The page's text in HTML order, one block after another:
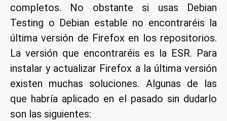
a
la
con
un
completos. No obstante si usas Debian
Testing o Debian estable no encontraréis la
última versión de Firefox en los repositorios.
La versión que encontraréis es la ESR. Para
instalar y actualizar Firefox a la última versión
existen muchas soluciones. Algunas de las
que habría aplicado en el pasado sin dudarlo
son las siguientes: